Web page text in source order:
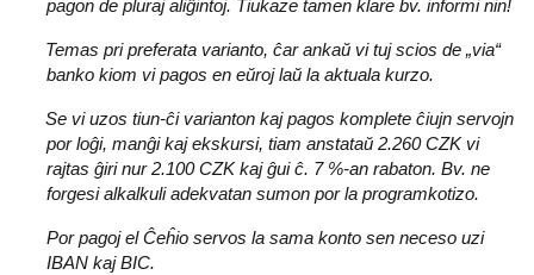
pagon de pluraj aliĝintoj. Tiukaze tamen klare bv. informi nin!
Temas pri preferata varianto, ĉar ankaŭ vi tuj scios de „via“
banko kiom vi pagos en eŭroj laŭ la aktuala kurzo.
Se vi uzos tiun-ĉi varianton kaj pagos komplete ĉiujn servojn
por loĝi, manĝi kaj ekskursi, tiam anstataŭ 2.260 CZK vi
rajtas ĝiri nur 2.100 CZK kaj ĝui ĉ. 7 %-an rabaton. Bv. ne
forgesi alkalkuli adekvatan sumon por la programkotizo.
Por pagoj el Ĉeĥio servos la sama konto sen neceso uzi
IBAN kaj BIC.